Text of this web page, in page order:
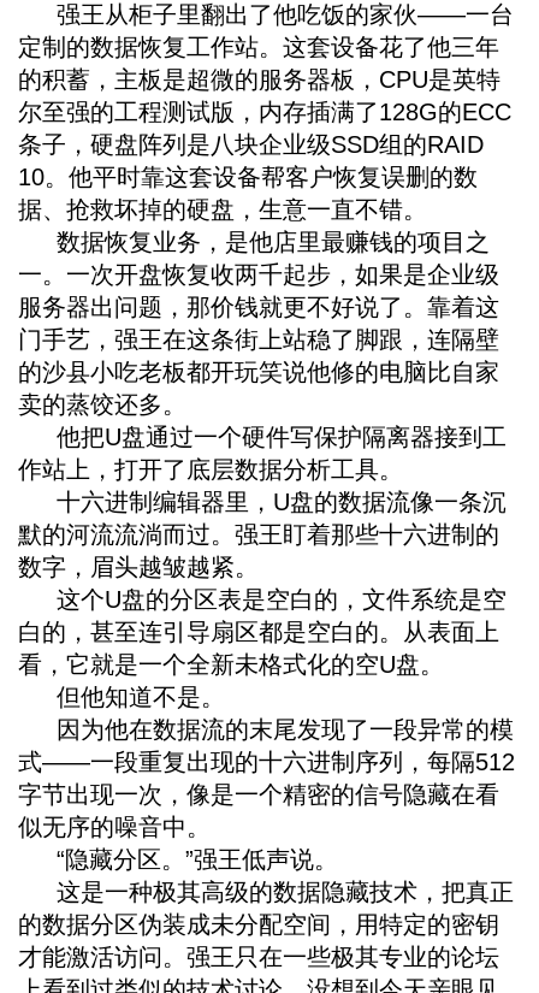
强王从柜子里翻出了他吃饭的家伙——一台
定制的数据恢复工作站。这套设备花了他三年
的积蓄，主板是超微的服务器板，CPU是英特
尔至强的工程测试版，内存插满了128G的ECC
条子，硬盘阵列是八块企业级SSD组的RAID
10。他平时靠这套设备帮客户恢复误删的数
据、抢救坏掉的硬盘，生意一直不错。
数据恢复业务，是他店里最赚钱的项目之
一。一次开盘恢复收两千起步，如果是企业级
服务器出问题，那价钱就更不好说了。靠着这
门手艺，强王在这条街上站稳了脚跟，连隔壁
的沙县小吃老板都开玩笑说他修的电脑比自家
卖的蒸饺还多。
他把U盘通过一个硬件写保护隔离器接到工
作站上，打开了底层数据分析工具。
十六进制编辑器里，U盘的数据流像一条沉
默的河流流淌而过。强王盯着那些十六进制的
数字，眉头越皱越紧。
这个U盘的分区表是空白的，文件系统是空
白的，甚至连引导扇区都是空白的。从表面上
看，它就是一个全新未格式化的空U盘。
但他知道不是。
因为他在数据流的末尾发现了一段异常的模
式——一段重复出现的十六进制序列，每隔512
字节出现一次，像是一个精密的信号隐藏在看
似无序的噪音中。
“隐藏分区。”强王低声说。
这是一种极其高级的数据隐藏技术，把真正
的数据分区伪装成未分配空间，用特定的密钥
才能激活访问。强王只在一些极其专业的论坛